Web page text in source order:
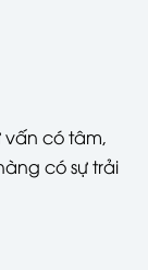
vấn có tâm,
có sự trải